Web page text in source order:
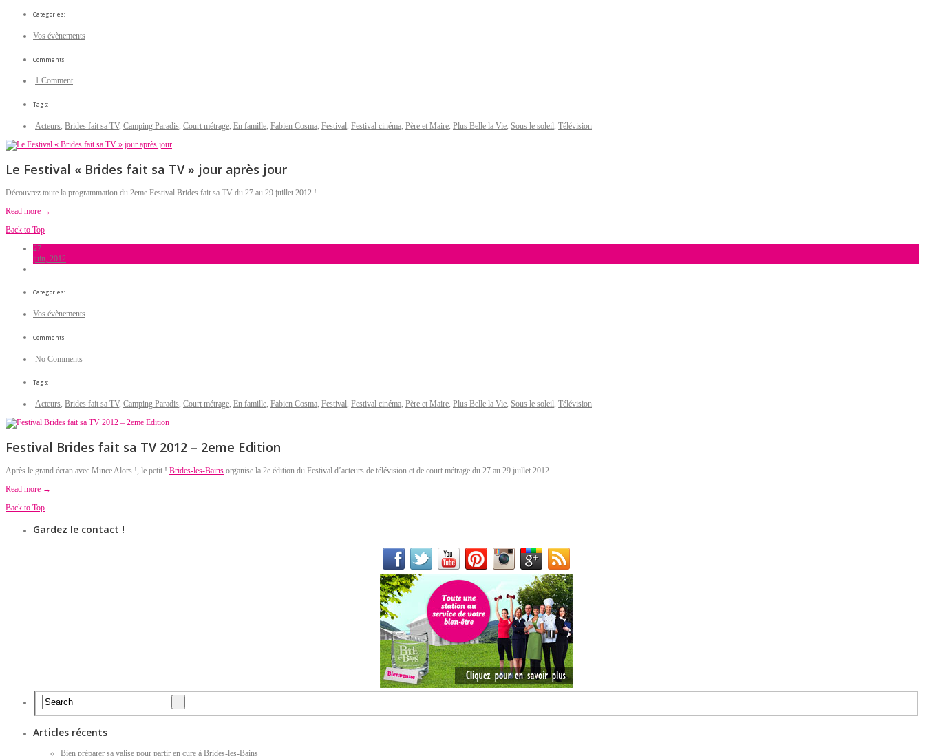
Categories:
Vos évènements
Comments:
1 Comment
Tags:
Acteurs, Brides fait sa TV, Camping Paradis, Court métrage, En famille, Fabien Cosma, Festival, Festival cinéma, Père et Maire, Plus Belle la Vie, Sous le soleil, Télévision
Le Festival « Brides fait sa TV » jour après jour
Découvrez toute la programmation du 2eme Festival Brides fait sa TV du 27 au 29 juillet 2012 !…
Read more →
Back to Top
27
juin, 2012
Categories:
Vos évènements
Comments:
No Comments
Tags:
Acteurs, Brides fait sa TV, Camping Paradis, Court métrage, En famille, Fabien Cosma, Festival, Festival cinéma, Père et Maire, Plus Belle la Vie, Sous le soleil, Télévision
Festival Brides fait sa TV 2012 – 2eme Edition
Après le grand écran avec Mince Alors !, le petit ! Brides-les-Bains organise la 2e édition du Festival d’acteurs de télévision et de court métrage du 27 au 29 juillet 2012.…
Read more →
Back to Top
Gardez le contact !
Articles récents
Bien préparer sa valise pour partir en cure à Brides-les-Bains